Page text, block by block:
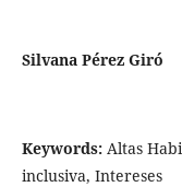
Silvana Pérez Giró
Keywords: Altas
inclusiva, Intereses